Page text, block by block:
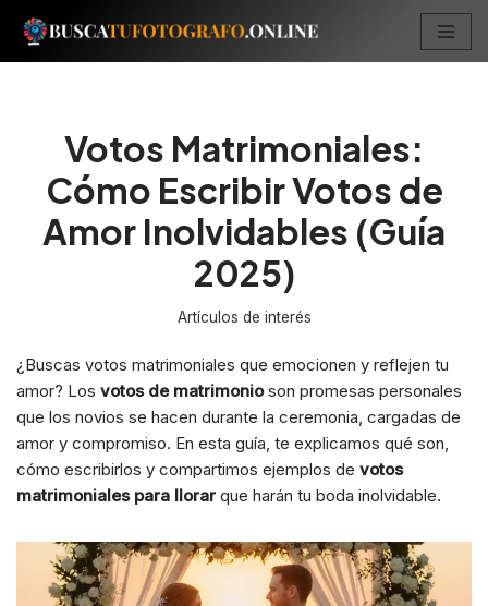
Saltar
Votos Matrimoniales:
Cómo Escribir Votos de
Amor Inolvidables (Guía
2025)
Artículos de interés
¿Buscas votos matrimoniales que emocionen y reflejen tu
amor? Los votos de matrimonioson promesas personales
que los novios se hacen durante la ceremonia, cargadas de
amor y compromiso. En esta guía, te explicamos qué son,
cómo escribirlos y compartimos ejemplos de votos
matrimoniales para llorar que harán tu boda inolvidable.